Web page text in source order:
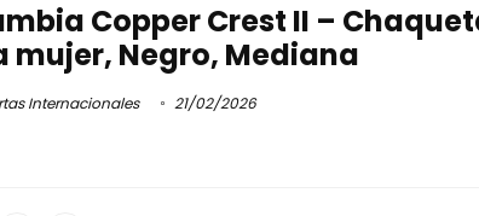
Copper Crest II –
mujer, Negro, Mediana
Internacionales 21/02/2026